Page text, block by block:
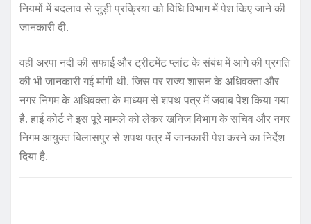
नियमों में बदलाव से जुड़ी प्रक्रिया को विधि विभाग में पेश किए जाने की
जानकारी दी.
वहीं अरपा नदी की सफाई और ट्रीटमेंट प्लांट के संबंध में आगे की प्रगति
की भी जानकारी गई मांगी थी. जिस पर राज्य शासन के अधिवक्ता और
नगर निगम के अधिवक्ता के माध्यम से शपथ पत्र में जवाब पेश किया गया
है. हाई कोर्ट ने इस पूरे मामले को लेकर खनिज विभाग के सचिव और नगर
निगम आयुक्त बिलासपुर से शपथ पत्र में जानकारी पेश करने का निर्देश
दिया है.